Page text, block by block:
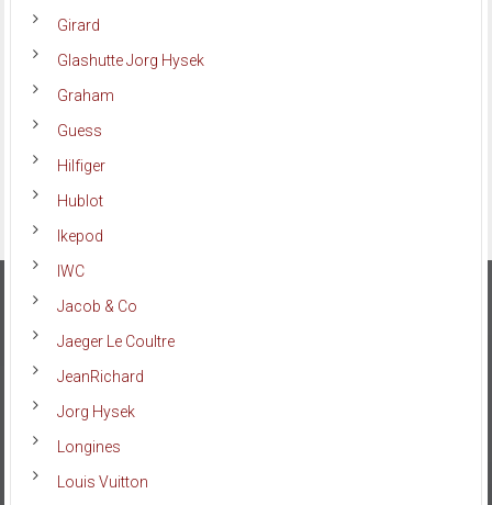
Girard
Glashutte Jorg Hysek
Graham
Guess
Hilfiger
Hublot
Ikepod
IWC
Jacob & Co
Jaeger Le Coultre
JeanRichard
Jorg Hysek
Longines
Louis Vuitton